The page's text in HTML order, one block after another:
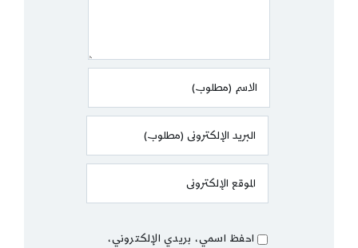
احفظ اسمي، بريدي الإلكتروني،